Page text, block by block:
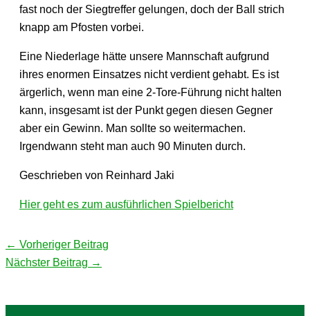
fast noch der Siegtreffer gelungen, doch der Ball strich
knapp am Pfosten vorbei.
Eine Niederlage hätte unsere Mannschaft aufgrund
ihres enormen Einsatzes nicht verdient gehabt. Es ist
ärgerlich, wenn man eine 2-Tore-Führung nicht halten
kann, insgesamt ist der Punkt gegen diesen Gegner
aber ein Gewinn. Man sollte so weitermachen.
Irgendwann steht man auch 90 Minuten durch.
Geschrieben von Reinhard Jaki
Hier geht es zum ausführlichen Spielbericht
← Vorheriger Beitrag
Nächster Beitrag →